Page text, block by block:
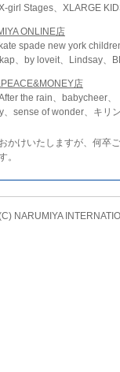
girl Stages、XLARGE
ONLINE店
spade new york
、by loveit、Lindsay、
店
the rain、babycheer、
sense of wonder、キリ
かけいたしますが、何卒
。